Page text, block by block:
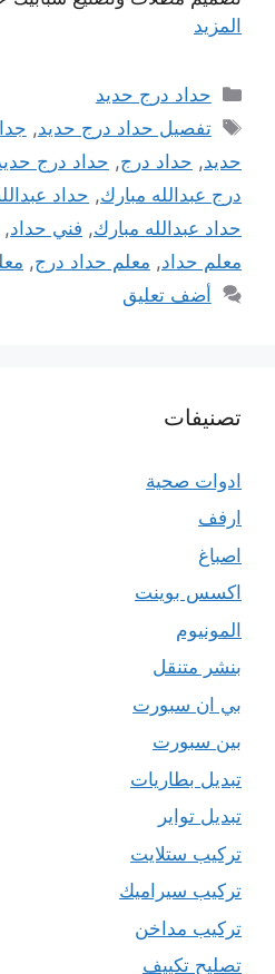
المزيد
التصنيفات
حداد درج حديد
الوسوم
تفصيل حداد درج حديد,
حديد, حداد درج, حداد درج
درج عبدالله مبارك, حداد
حداد عبدالله مبارك, فني حداد,
معلم حداد, معلم حداد درج,
أضف تعليق
تصنيفات
ادوات صحية
ارفف
اصباغ
اكسس بوينت
المونيوم
بنشر متنقل
بي ان سبورت
بين سبورت
تبديل بطاريات
تبديل تواير
تركيب ستلايت
تركيب سيراميك
تركيب مداخن
تصليح تكييف